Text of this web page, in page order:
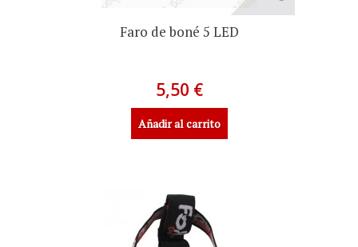
Faro de boné 5 LED
5,50 €
Añadir al carrito